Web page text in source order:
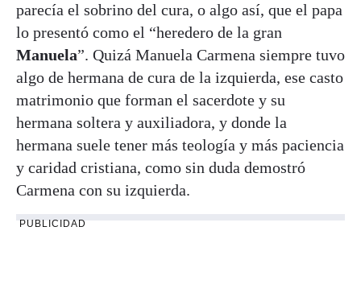
parecía el sobrino del cura, o algo así, que el papa
lo presentó como el “heredero de la gran
Manuela”. Quizá Manuela Carmena siempre tuvo
algo de hermana de cura de la izquierda, ese casto
matrimonio que forman el sacerdote y su
hermana soltera y auxiliadora, y donde la
hermana suele tener más teología y más paciencia
y caridad cristiana, como sin duda demostró
Carmena con su izquierda.
PUBLICIDAD